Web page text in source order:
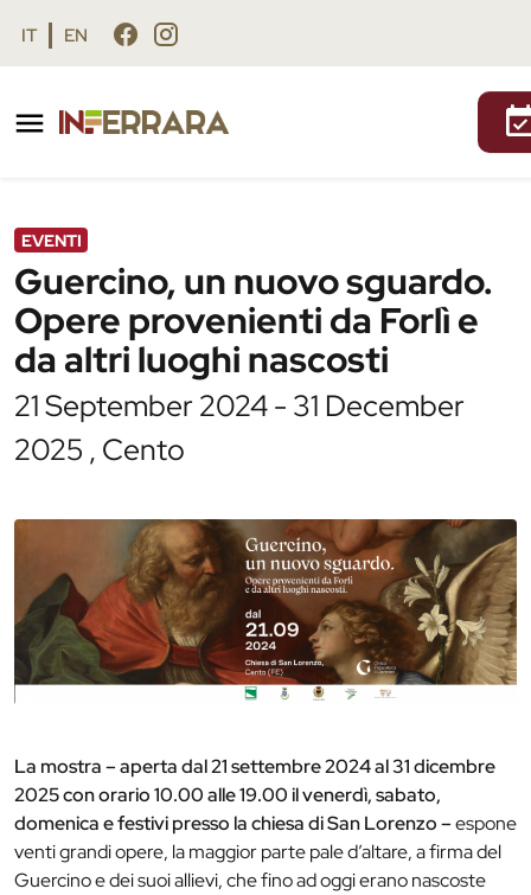
Vai al contenuto principale
Vai al footer
IT EN
EVENTI
Guercino, un nuovo sguardo.
Opere provenienti da Forlì e
da altri luoghi nascosti
21 September 2024 - 31 December
2025 , Cento
La mostra – aperta dal 21 settembre 2024 al 31 dicembre
2025 con orario 10.00 alle 19.00 il venerdì, sabato,
domenica e festivi presso la chiesa di San Lorenzo –espone
venti grandi opere, la maggior parte pale d’altare, a firma del
Guercino e dei suoi allievi, che fino ad oggi erano nascoste